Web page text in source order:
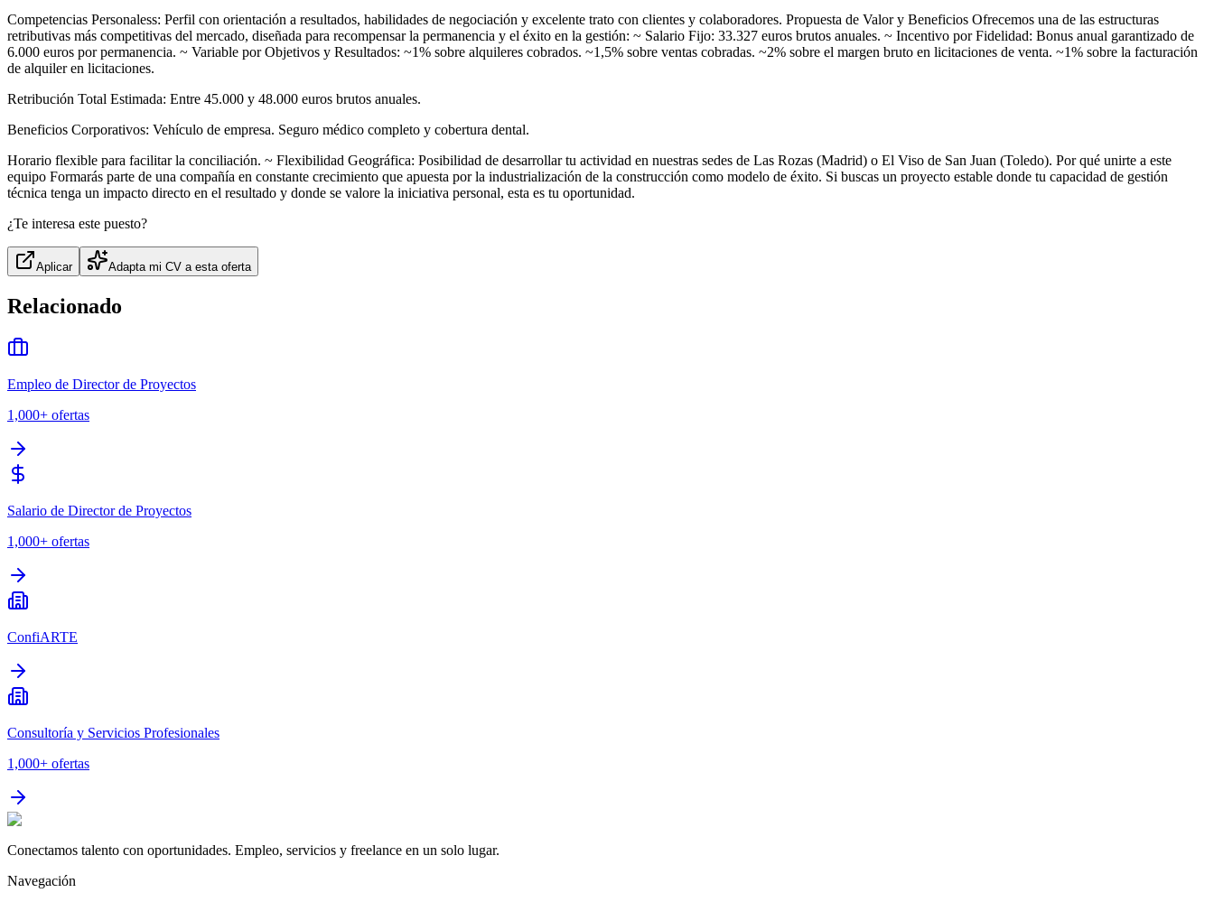
Competencias Personaless: Perfil con orientación a resultados, habilidades de negociación y excelente trato con clientes y colaboradores. Propuesta de Valor y Beneficios Ofrecemos una de las estructuras
retributivas más competitivas del mercado, diseñada para recompensar la permanencia y el éxito en la gestión: ~ Salario Fijo: 33.327 euros brutos anuales. ~ Incentivo por Fidelidad: Bonus anual garantizado de
6.000 euros por permanencia. ~ Variable por Objetivos y Resultados: ~1% sobre alquileres cobrados. ~1,5% sobre ventas cobradas. ~2% sobre el margen bruto en licitaciones de venta. ~1% sobre la facturación
de alquiler en licitaciones.
Retribución Total Estimada: Entre 45.000 y 48.000 euros brutos anuales.
Beneficios Corporativos: Vehículo de empresa. Seguro médico completo y cobertura dental.
Horario flexible para facilitar la conciliación. ~ Flexibilidad Geográfica: Posibilidad de desarrollar tu actividad en nuestras sedes de Las Rozas (Madrid) o El Viso de San Juan (Toledo). Por qué unirte a este
equipo Formarás parte de una compañía en constante crecimiento que apuesta por la industrialización de la construcción como modelo de éxito. Si buscas un proyecto estable donde tu capacidad de gestión
técnica tenga un impacto directo en el resultado y donde se valore la iniciativa personal, esta es tu oportunidad.
¿Te interesa este puesto?
Aplicar Adapta mi CV a esta oferta
Relacionado
Empleo de Director de Proyectos
1,000+ ofertas
Salario de Director de Proyectos
1,000+ ofertas
ConfiARTE
Consultoría y Servicios Profesionales
1,000+ ofertas
Conectamos talento con oportunidades. Empleo, servicios y freelance en un solo lugar.
Navegación